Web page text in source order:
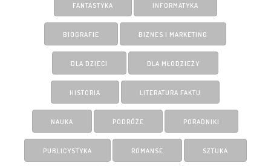
FANTASTYKA INFORMATYKA
BIOGRAFIE BIZNES I MARKETING
DLA DZIECI DLA MŁODZIEŻY
HISTORIA LITERATURA FAKTU
NAUKA PODRÓŻE PORADNIKI
PUBLICYSTYKA ROMANSE SZTUKA